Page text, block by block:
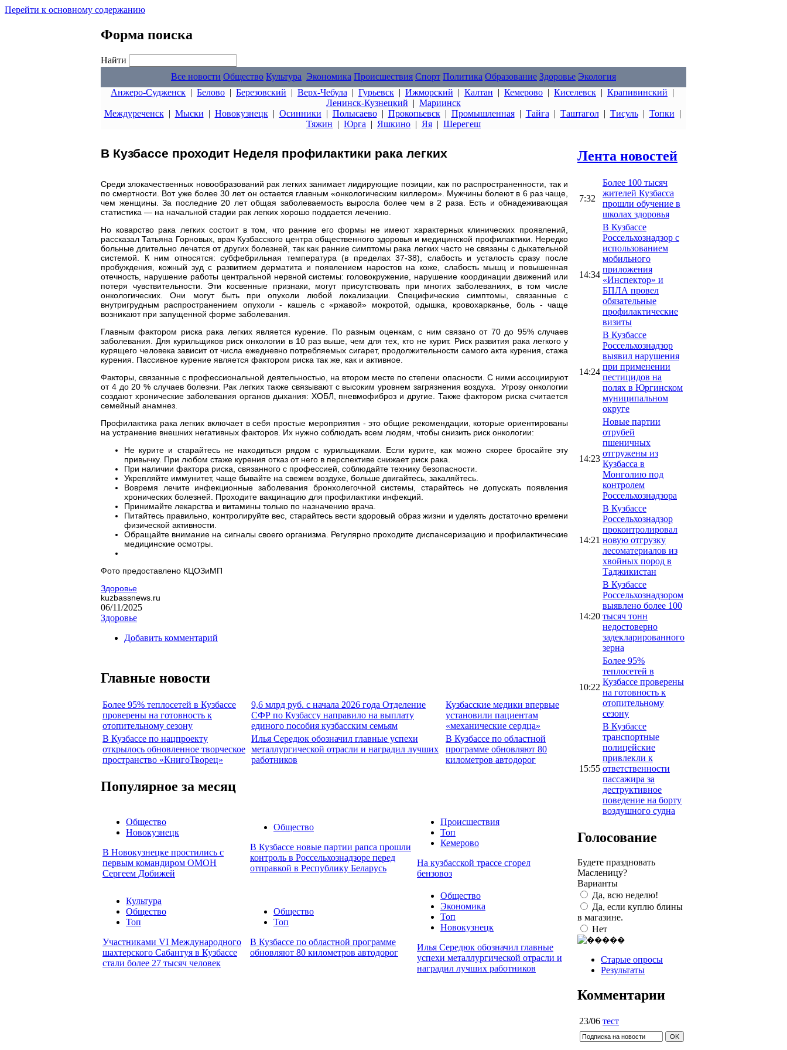
Перейти к основному содержанию
Форма поиска
Найти
Все новости Общество Культура Экономика Происшествия Спорт Политика Образование Здоровье Экология
Анжеро-Судженск | Белово | Березовский | Верх-Чебула | Гурьевск | Ижморский | Калтан | Кемерово | Киселевск | Крапивинский |
Ленинск-Кузнецкий | Мариинск
Междуреченск| Мыски | Новокузнецк| Осинники | Полысаево| Прокопьевск| Промышленная| Тайга | Таштагол| Тисуль| Топки |
Тяжин | Юрга | Яшкино | Яя | Шерегеш
В Кузбассе проходит Неделя профилактики рака легких
Среди злокачественных новообразований рак легких занимает лидирующие позиции, как по распространенности, так и
по смертности. Вот уже более 30 лет он остается главным «онкологическим киллером». Мужчины болеют в 6 раз чаще,
чем женщины. За последние 20 лет общая заболеваемость выросла более чем в 2 раза. Есть и обнадеживающая
статистика — на начальной стадии рак легких хорошо поддается лечению.
Но коварство рака легких состоит в том, что ранние его формы не имеют характерных клинических проявлений,
рассказал Татьяна Горновых, врач Кузбасского центра общественного здоровья и медицинской профилактики. Нередко
больные длительно лечатся от других болезней, так как ранние симптомы рака легких часто не связаны с дыхательной
системой. К ним относятся: субфебрильная температура (в пределах 37-38), слабость и усталость сразу после
пробуждения, кожный зуд с развитием дерматита и появлением наростов на коже, слабость мышц и повышенная
отечность, нарушение работы центральной нервной системы: головокружение, нарушение координации движений или
потеря чувствительности. Эти косвенные признаки, могут присутствовать при многих заболеваниях, в том числе
онкологических. Они могут быть при опухоли любой локализации. Специфические симптомы, связанные с
внутригрудным распространением опухоли - кашель с «ржавой» мокротой, одышка, кровохарканье, боль - чаще
возникают при запущенной форме заболевания.
Главным фактором риска рака легких является курение. По разным оценкам, с ним связано от 70 до 95% случаев
заболевания. Для курильщиков риск онкологии в 10 раз выше, чем для тех, кто не курит. Риск развития рака легкого у
курящего человека зависит от числа ежедневно потребляемых сигарет, продолжительности самого акта курения, стажа
курения. Пассивное курение является фактором риска так же, как и активное.
Факторы, связанные с профессиональной деятельностью, на втором месте по степени опасности. С ними ассоциируют
от 4 до 20 % случаев болезни. Рак легких также связывают с высоким уровнем загрязнения воздуха. Угрозу онкологии
создают хронические заболевания органов дыхания: ХОБЛ, пневмофиброз и другие. Также фактором риска считается
семейный анамнез.
Профилактика рака легких включает в себя простые мероприятия - это общие рекомендации, которые ориентированы
на устранение внешних негативных факторов. Их нужно соблюдать всем людям, чтобы снизить риск онкологии:
Не курите и старайтесь не находиться рядом с курильщиками. Если курите, как можно скорее бросайте эту
привычку. При любом стаже курения отказ от него в перспективе снижает риск рака.
При наличии фактора риска, связанного с профессией, соблюдайте технику безопасности.
Укрепляйте иммунитет, чаще бывайте на свежем воздухе, больше двигайтесь, закаляйтесь.
Вовремя лечите инфекционные заболевания бронхолегочной системы, старайтесь не допускать появления
хронических болезней. Проходите вакцинацию для профилактики инфекций.
Принимайте лекарства и витамины только по назначению врача.
Питайтесь правильно, контролируйте вес, старайтесь вести здоровый образ жизни и уделять достаточно времени
физической активности.
Обращайте внимание на сигналы своего организма. Регулярно проходите диспансеризацию и профилактические
медицинские осмотры.
Фото предоставлено КЦОЗиМП
Здоровье
kuzbassnews.ru
06/11/2025
Здоровье
Добавить комментарий
Главные новости
Более 95% теплосетей в Кузбассе
проверены на готовность к
отопительному сезону
9,6 млрд руб. с начала 2026 года Отделение
СФР по Кузбассу направило на выплату
единого пособия кузбасским семьям
Кузбасские медики впервые
установили пациентам
«механические сердца»
В Кузбассе по нацпроекту
открылось обновленное творческое
пространство «КнигоТворец»
Илья Середюк обозначил главные успехи
металлургической отрасли и наградил лучших
работников
В Кузбассе по областной
программе обновляют 80
километров автодорог
Популярное за месяц
Общество
Новокузнецк
В Новокузнецке простились с
первым командиром ОМОН
Сергеем Добижей
Общество
В Кузбассе новые партии рапса прошли
контроль в Россельхознадзоре перед
отправкой в Республику Беларусь
Происшествия
Топ
Кемерово
На кузбасской трассе сгорел
бензовоз
Культура
Общество
Топ
Участниками VI Международного
шахтерского Сабантуя в Кузбассе
стали более 27 тысяч человек
Общество
Топ
В Кузбассе по областной программе
обновляют 80 километров автодорог
Общество
Экономика
Топ
Новокузнецк
Илья Середюк обозначил главные
успехи металлургической отрасли и
наградил лучших работников
Лента новостей
7:32
Более 100 тысяч
жителей Кузбасса
прошли обучение в
школах здоровья
14:34
В Кузбассе
Россельхознадзор с
использованием
мобильного
приложения
«Инспектор» и
БПЛА провел
обязательные
профилактические
визиты
14:24
В Кузбассе
Россельхознадзор
выявил нарушения
при применении
пестицидов на
полях в Юргинском
муниципальном
округе
14:23
Новые партии
отрубей
пшеничных
отгружены из
Кузбасса в
Монголию под
контролем
Россельхознадзора
14:21
В Кузбассе
Россельхознадзор
проконтролировал
новую отгрузку
лесоматериалов из
хвойных пород в
Таджикистан
14:20
В Кузбассе
Россельхознадзором
выявлено более 100
тысяч тонн
недостоверно
задекларированного
зерна
10:22
Более 95%
теплосетей в
Кузбассе проверены
на готовность к
отопительному
сезону
15:55
В Кузбассе
транспортные
полицейские
привлекли к
ответственности
пассажира за
деструктивное
поведение на борту
воздушного судна
Голосование
Будете праздновать
Масленицу?
Варианты
Да, всю неделю!
Да, если куплю блины
в магазине.
Нет
Старые опросы
Результаты
Комментарии
23/06 тест